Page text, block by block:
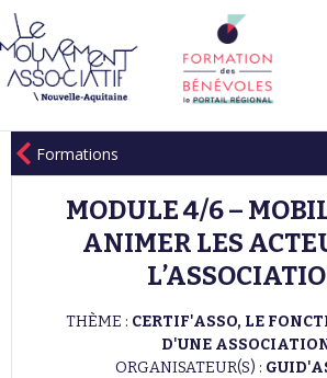
Formations
MODULE 4/6 –
ANIMER LES
THÈME : CERTIF'ASSO, LE
D'UNE
ORGANISATEUR(S) :